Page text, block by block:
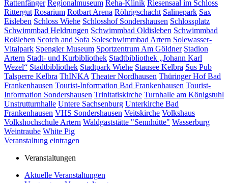
Rattenfänger Regionalmuseum Reha-Klinik Riesensaal im Schloss
Rittergut Rosarium Rotbart Arena Röhrigschacht Salinepark Sax
Eisleben Schloss Wiehe Schlosshof Sondershausen Schlossplatz
Schwimmbad Heldrungen Schwimmbad Oldisleben Schwimmbad
Roßleben Scotch and Sofa Soleschwimmbad Artern Solewasser-
Vitalpark Spengler Museum Sportzentrum Am Göldner Stadion
Artern Stadt- und Kurbibliothek Stadtbibliothek „Johann Karl
Wezel“ Stadtbibliothek Stadtpark Wiehe Stausee Kelbra Sus Pub
Talsperre Kelbra ThINKA Theater Nordhausen Thüringer Hof Bad
Frankenhausen Tourist-Information Bad Frankenhausen Tourist-
Information Sondershausen Trinitatiskirche Turnhalle am Königstuhl
Unstrutturnhalle Untere Sachsenburg Unterkirche Bad
Frankenhausen VHS Sondershausen Veitskirche Volkshaus
Volkshochschule Artern Waldgaststätte "Sennhütte" Wasserburg
Weintraube White Pig
Veranstaltung eintragen
Veranstaltungen
Aktuelle Veranstaltungen